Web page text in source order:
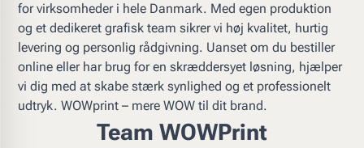
for virksomheder i hele Danmark. Med egen produktion
og et dedikeret grafisk team sikrer vi høj kvalitet, hurtig
levering og personlig rådgivning. Uanset om du bestiller
online eller har brug for en skræddersyet løsning, hjælper
vi dig med at skabe stærk synlighed og et professionelt
udtryk. WOWprint – mere WOW til dit brand.
Team WOWPrint